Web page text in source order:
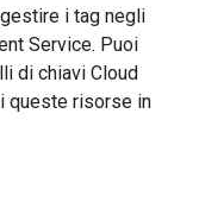
i tag negli
Service. Puoi
di chiavi Cloud
queste risorse in